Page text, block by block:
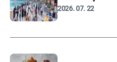
2026. 07. 22